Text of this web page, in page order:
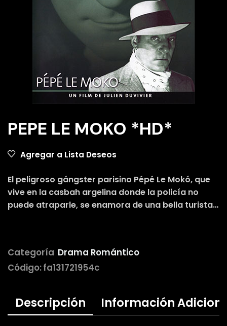
PEPE LE MOKO *HD*
Agregar a Lista Deseos
El peligroso gángster parisino Pépé Le Mokó, que
vive en la casbah argelina donde la policía no
puede atraparle, se enamora de una bella turista…
Categoría Drama Romántico
Código:fa131721954c
Descripción Información